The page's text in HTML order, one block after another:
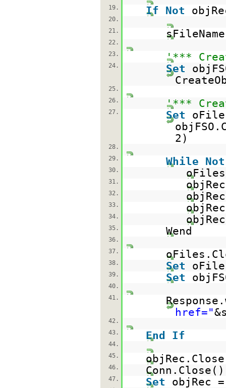
19.
If Not
20.
21.
22.
23.
'***
24. Set
25.
26.
'***
27. Set
2)
28.
29.
While Not
30.
31.
32.
33.
34.
35. Wend
36.
37.
38. Set
39. Set
40.
41.
href="
42.
43.
End If
44.
45.
46. Conn.Close()
47. Set objRec